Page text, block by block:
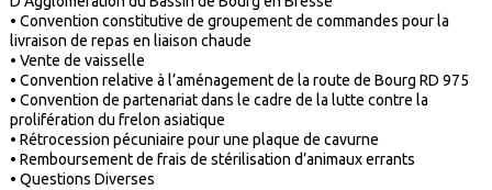
• Convention constitutive de groupement de commandes pour la
livraison de repas en liaison chaude
• Vente de vaisselle
• Convention relative à l’aménagement de la route de Bourg RD 975
• Convention de partenariat dans le cadre de la lutte contre la
prolifération du frelon asiatique
• Rétrocession pécuniaire pour une plaque de cavurne
• Remboursement de frais de stérilisation d’animaux errants
• Questions Diverses